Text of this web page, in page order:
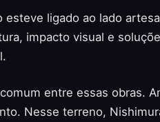
ligado ao lado
impacto visual e
entre essas obras.
Nesse terreno,